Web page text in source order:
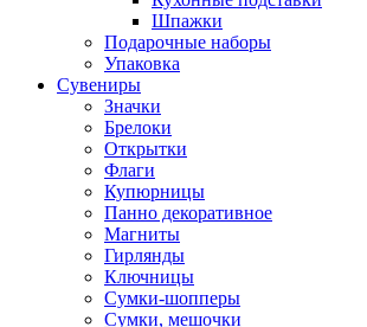
Шпажки
Подарочные наборы
Упаковка
Сувениры
Значки
Брелоки
Открытки
Флаги
Купюрницы
Панно декоративное
Магниты
Гирлянды
Ключницы
Сумки-шопперы
Сумки, мешочки